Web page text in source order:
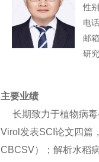
性
电
邮
研
主要业绩
长期致力于植物病毒-
Virol发表SCI论文四篇
CBCSV）；解析水稻